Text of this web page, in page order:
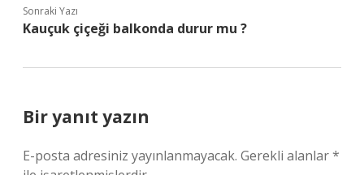
Sonraki Yazı
Kauçuk çiçeği balkonda durur mu ?
Bir yanıt yazın
E-posta adresiniz yayınlanmayacak. Gerekli alanlar*